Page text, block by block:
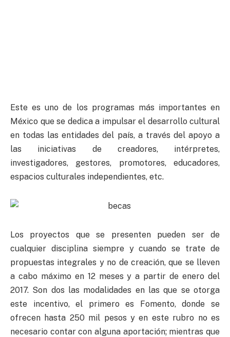
Este es uno de los programas más importantes en
México que se dedica a impulsar el desarrollo cultural
en todas las entidades del país, a través del apoyo a
las iniciativas de creadores, intérpretes,
investigadores, gestores, promotores, educadores,
espacios culturales independientes, etc.
Los proyectos que se presenten pueden ser de
cualquier disciplina siempre y cuando se trate de
propuestas integrales y no de creación, que se lleven
a cabo máximo en 12 meses y a partir de enero del
2017. Son dos las modalidades en las que se otorga
este incentivo, el primero es Fomento, donde se
ofrecen hasta 250 mil pesos y en este rubro no es
necesario contar con alguna aportación; mientras que